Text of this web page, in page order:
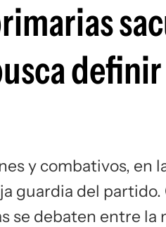
y combativos, en
guardia del partido.
se debaten entre la